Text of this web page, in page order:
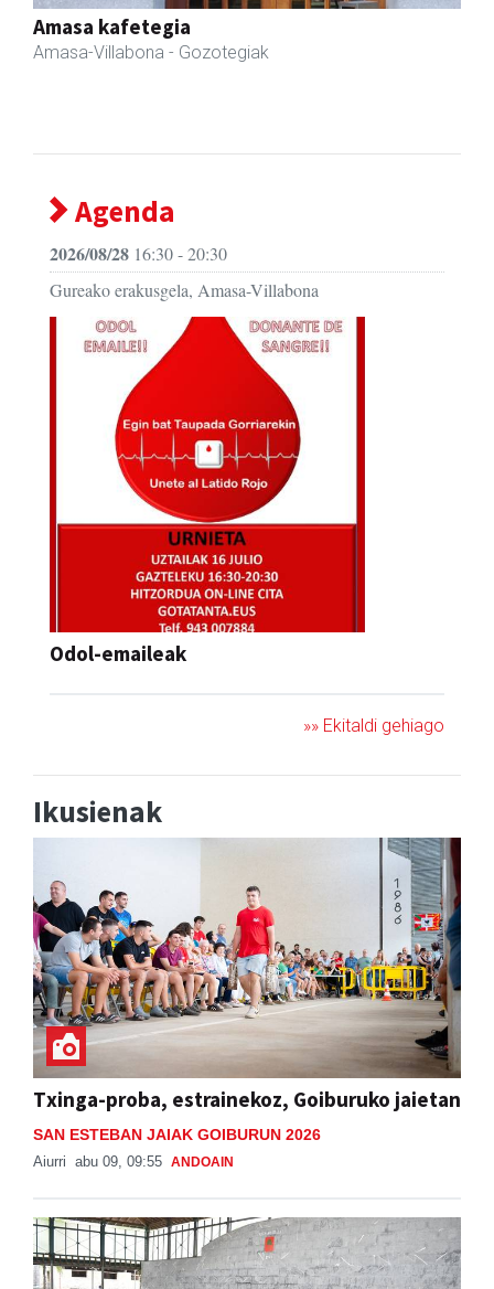
Erniobea BHI
Amasa-Villabona - Hezkuntza
Agenda
2026/08/28 16:30 - 20:30
Gureako erakusgela, Amasa-Villabona
Odol-emaileak
»» Ekitaldi gehiago
Ikusienak
Txinga-proba, estrainekoz, Goiburuko jaietan
SAN ESTEBAN JAIAK GOIBURUN 2026
Aiurri abu 09, 09:55 ANDOAIN